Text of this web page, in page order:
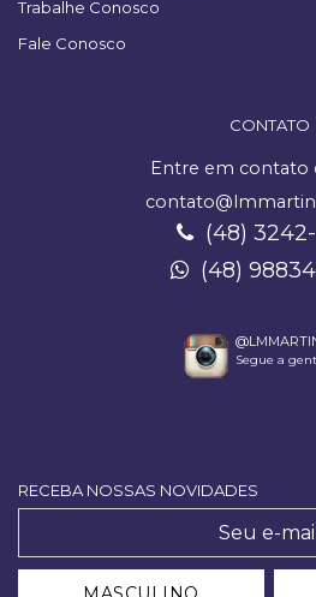
Trabalhe Conosco
Fale Conosco
CONTATO
Entre em contato
(48) 3242-
(48)
Segue a
RECEBA NOSSAS NOVIDADES